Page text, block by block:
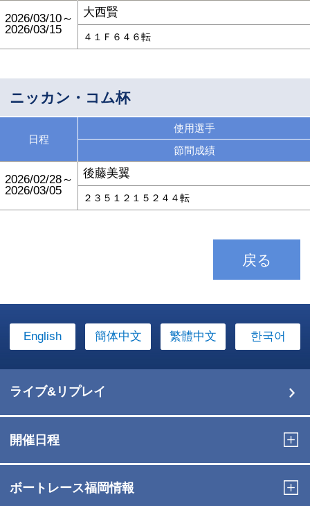
2026/03/10～
2026/03/15
大西賢
４１Ｆ６４６転
ニッカン・コム杯
日程
使用選手
節間成績
2026/02/28～
2026/03/05
後藤美翼
２３５１２１５２４４転
戻る
English 簡体中文 繁體中文 한국어
ライブ&リプレイ
開催日程
ボートレース福岡情報